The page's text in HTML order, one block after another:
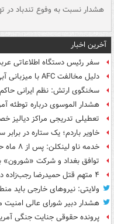
هشدار نسبت به وفوع تندباد در
آخرین اخبار
سفر رئیس دستگاه اطلاعاتی
دلیل مخالفت AFC با میزبانی آبی‌ها در عراق
سخنگوی ارتش: نظم ایرانی
هشدار الموسوی درباره توطئه
تعطیلی تدریجی مراکز دیالیز
خاویر باردم؛ یک ستاره در
خدمه ناو لینکلن: پس از ۸ ماه حضور در دریا خسته و درمانده‌ شدیم
توافق بغداد و شرکت «شورون»
۴ متهم قتل حمیدرضا رجب‌زاده دستگیر شدند
ولایتی: نیروهای خارجی باید
هشدار دبیر شورای عالی امنیت
پرونده حقوقی جنایت جنگی